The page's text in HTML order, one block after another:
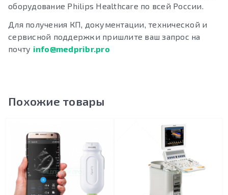
оборудование Philips Healthcare по всей России.
Для получения КП, документации, технической и
сервисной поддержки пришлите ваш запрос на
почту info@medpribr.pro
Похожие товары